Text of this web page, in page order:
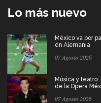
Lo más nuevo
México va por
en Alemania
07 Agosto 2026
Música y teatro:
de la Ópera
07 Agosto 2026